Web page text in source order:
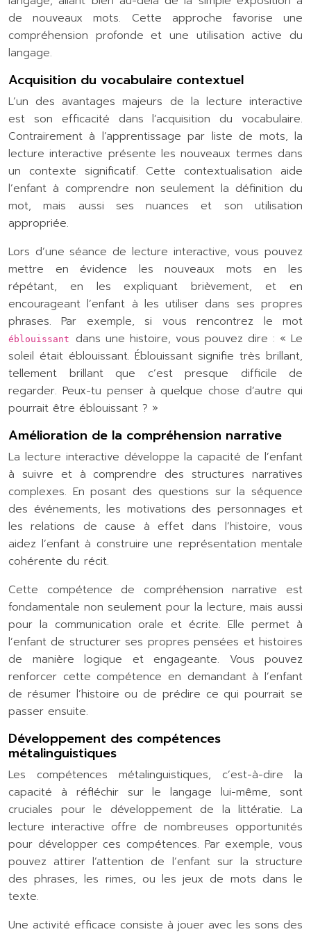
de nouveaux mots. Cette approche favorise une
compréhension profonde et une utilisation active du
langage.
Acquisition du vocabulaire contextuel
L’un des avantages majeurs de la lecture interactive
est son efficacité dans l’acquisition du vocabulaire.
Contrairement à l’apprentissage par liste de mots, la
lecture interactive présente les nouveaux termes dans
un contexte significatif. Cette contextualisation aide
l’enfant à comprendre non seulement la définition du
mot, mais aussi ses nuances et son utilisation
appropriée.
Lors d’une séance de lecture interactive, vous pouvez
mettre en évidence les nouveaux mots en les
répétant, en les expliquant brièvement, et en
encourageant l’enfant à les utiliser dans ses propres
phrases. Par exemple, si vous rencontrez le mot
éblouissant dans une histoire, vous pouvez dire : « Le
soleil était éblouissant. Éblouissant signifie très brillant,
tellement brillant que c’est presque difficile de
regarder. Peux-tu penser à quelque chose d’autre qui
pourrait être éblouissant ? »
Amélioration de la compréhension narrative
La lecture interactive développe la capacité de l’enfant
à suivre et à comprendre des structures narratives
complexes. En posant des questions sur la séquence
des événements, les motivations des personnages et
les relations de cause à effet dans l’histoire, vous
aidez l’enfant à construire une représentation mentale
cohérente du récit.
Cette compétence de compréhension narrative est
fondamentale non seulement pour la lecture, mais aussi
pour la communication orale et écrite. Elle permet à
l’enfant de structurer ses propres pensées et histoires
de manière logique et engageante. Vous pouvez
renforcer cette compétence en demandant à l’enfant
de résumer l’histoire ou de prédire ce qui pourrait se
passer ensuite.
Développement des compétences
métalinguistiques
Les compétences métalinguistiques, c’est-à-dire la
capacité à réfléchir sur le langage lui-même, sont
cruciales pour le développement de la littératie. La
lecture interactive offre de nombreuses opportunités
pour développer ces compétences. Par exemple, vous
pouvez attirer l’attention de l’enfant sur la structure
des phrases, les rimes, ou les jeux de mots dans le
texte.
Une activité efficace consiste à jouer avec les sons des